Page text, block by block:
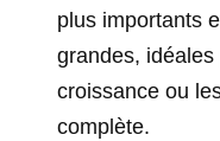
plus importants
grandes,
croissance ou
complète.